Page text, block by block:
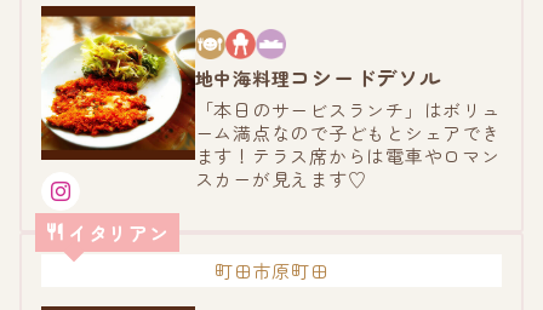
地中海料理コシードデソル
「本日のサービスランチ」はボリュ
ーム満点なので子どもとシェアでき
ます！テラス席からは電車やロマン
スカーが見えます♡
イタリアン
町田市原町田